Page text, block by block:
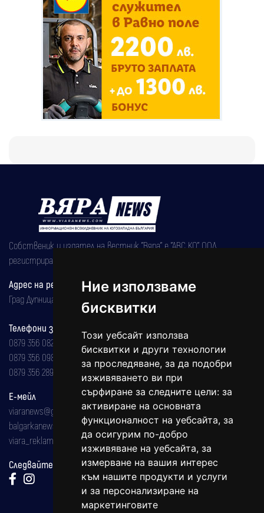
Ние използваме
бисквитки
Този уебсайт използва
бисквитки и други технологии
за проследяване, за да подобри
изживяването ви при
сърфиране за следните цели: за
активиране на основната
функционалност на уебсайта, за
да осигурим по-добро
изживяване на уебсайта, за
измерване на вашия интерес
към нашите продукти и услуги
и за персонализиране на
маркетинговите
Собственик и издател на вестник "Вяра" е "АВС КО" ООД,
регистрирана на 08.05.2002 година.
Адрес на редакцията
Град Дупница, ул.''Христо Ботев" 43
Телефони за реклама и абонаменти
0879 356 082
0879 356 098
0879 356 289
Е-мейл
viaranews@gmail.com
balgarkanews@gmail.com
viara_reklama@mail.bg
Следвайте ни: